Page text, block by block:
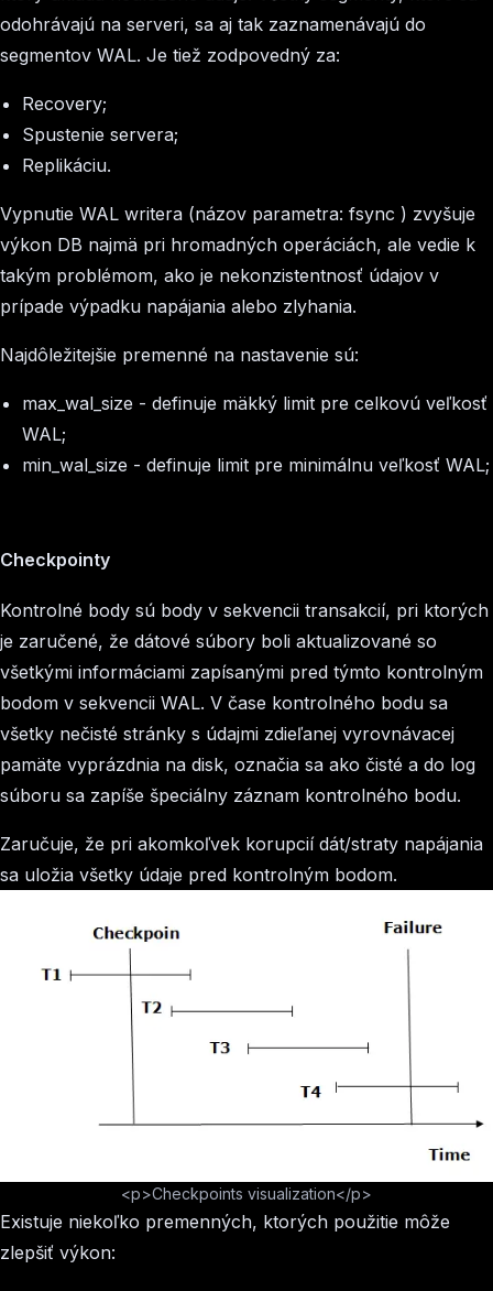
odohrávajú na serveri, sa aj tak zaznamenávajú do
segmentov WAL. Je tiež zodpovedný za:
Recovery;
Spustenie servera;
Replikáciu.
Vypnutie WAL writera (názov parametra: fsync ) zvyšuje
výkon DB najmä pri hromadných operáciách, ale vedie k
takým problémom, ako je nekonzistentnosť údajov v
prípade výpadku napájania alebo zlyhania.
Najdôležitejšie premenné na nastavenie sú:
max_wal_size - definuje mäkký limit pre celkovú veľkosť
WAL;
min_wal_size - definuje limit pre minimálnu veľkosť WAL;
Checkpointy
Kontrolné body sú body v sekvencii transakcií, pri ktorých
je zaručené, že dátové súbory boli aktualizované so
všetkými informáciami zapísanými pred týmto kontrolným
bodom v sekvencii WAL. V čase kontrolného bodu sa
všetky nečisté stránky s údajmi zdieľanej vyrovnávacej
pamäte vyprázdnia na disk, označia sa ako čisté a do log
súboru sa zapíše špeciálny záznam kontrolného bodu.
Zaručuje, že pri akomkoľvek korupcií dát/straty napájania
sa uložia všetky údaje pred kontrolným bodom.
<p>Checkpoints visualization</p>
Existuje niekoľko premenných, ktorých použitie môže
zlepšiť výkon: